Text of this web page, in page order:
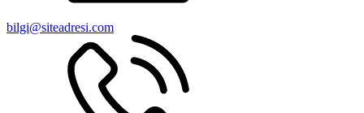
bilgi@siteadresi.com